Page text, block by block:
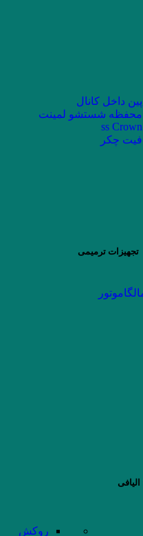
پین داخل کانال
محفظه شستشو لمینت
ss Crown
فیت چکر
تجهیزات ترمیمی
روکش